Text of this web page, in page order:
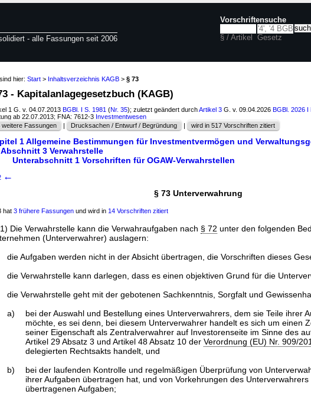
- alle Fassungen seit 2006
Vorschriftensuche
§ / Artikel Gesetz
hier: Start > Inhaltsverzeichnis KAGB > § 73
- Kapitalanlagegesetzbuch (KAGB)
1 G. v. 04.07.2013 BGBl. I S. 1981 (Nr. 35); zuletzt geändert durchArtikel 3 G. v. 09.04.2026 BGBl. 2026 I
ab 22.07.2013; FNA: 7612-3 Investmentwesen
weitere Fassungen
| Drucksachen / Entwurf / Begründung | wird in 517 Vorschriften zitiert
1 Allgemeine Bestimmungen für Investmentvermögen und
Abschnitt 3 Verwahrstelle
Unterabschnitt 1 Vorschriften für OGAW-Verwahrstellen
←
§ 73 Unterverwahrung
hat 3 frühere Fassungen und wird in 14 Vorschriften zitiert
Die Verwahrstelle kann die Verwahraufgaben nach § 72 unter den folgenden
(Unterverwahrer) auslagern:
die Aufgaben werden nicht in der Absicht übertragen, die Vorschriften dieses
die Verwahrstelle kann darlegen, dass es einen objektiven Grund für die
die Verwahrstelle geht mit der gebotenen Sachkenntnis, Sorgfalt und
a)
bei der Auswahl und Bestellung eines Unterverwahrers, dem sie Teile ihrer
möchte, es sei denn, bei diesem Unterverwahrer handelt es sich um einen
seiner Eigenschaft als Zentralverwahrer auf Investorenseite im Sinne des
Artikel 29 Absatz 3 und Artikel 48 Absatz 10 der Verordnung (EU) Nr. 909/
delegierten Rechtsakts handelt, und
b)
bei der laufenden Kontrolle und regelmäßigen Überprüfung von
ihrer Aufgaben übertragen hat, und von Vorkehrungen des
übertragenen Aufgaben;